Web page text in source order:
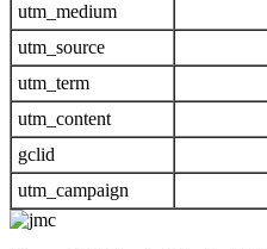
utm_medium
utm_source
utm_term
utm_content
gclid
utm_campaign